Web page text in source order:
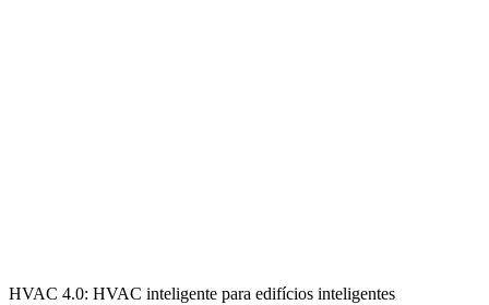
HVAC 4.0: HVAC inteligente para edifícios inteligentes